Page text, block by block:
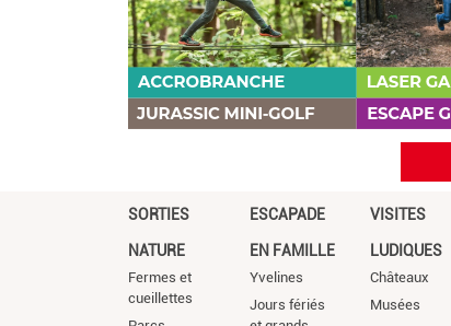
SORTIES
NATURE
Fermes et
cueillettes
ESCAPADE
EN FAMILLE
Yvelines
Jours fériés
VISITES
LUDIQUES
Châteaux
Musées